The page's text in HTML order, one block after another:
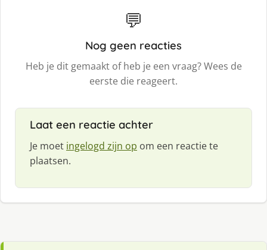
💬
Nog geen reacties
Heb je dit gemaakt of heb je een vraag? Wees de
eerste die reageert.
Laat een reactie achter
Je moet ingelogd zijn op om een reactie te
plaatsen.